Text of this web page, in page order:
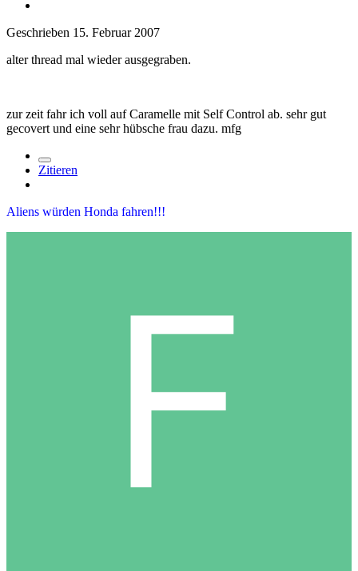
Geschrieben 15. Februar 2007
alter thread mal wieder ausgegraben.
zur zeit fahr ich voll auf Caramelle mit Self Control ab. sehr gut
gecovert und eine sehr hübsche frau dazu. mfg
Zitieren
Aliens würden Honda fahren!!!